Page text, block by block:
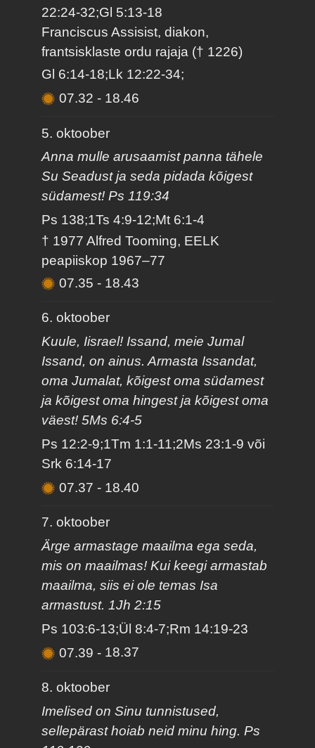
22:24-32;Gl 5:13-18
Franciscus Assisist, diakon,
frantsisklaste ordu rajaja († 1226)
Gl 6:14-18;Lk 12:22-34;
07.32- 18.46
5. oktoober
Anna mulle arusaamist panna tähele
Su Seadust ja seda pidada kõigest
südamest! Ps 119:34
Ps 138;1Ts 4:9-12;Mt 6:1-4
† 1977 Alfred Tooming, EELK
peapiiskop 1967–77
07.35- 18.43
6. oktoober
Kuule, Iisrael! Issand, meie Jumal
Issand, on ainus. Armasta Issandat,
oma Jumalat, kõigest oma südamest
ja kõigest oma hingest ja kõigest oma
väest! 5Ms 6:4-5
Ps 12:2-9;1Tm 1:1-11;2Ms 23:1-9 või
Srk 6:14-17
07.37- 18.40
7. oktoober
Ärge armastage maailma ega seda,
mis on maailmas! Kui keegi armastab
maailma, siis ei ole temas Isa
armastust. 1Jh 2:15
Ps 103:6-13;Ül 8:4-7;Rm 14:19-23
07.39- 18.37
8. oktoober
Imelised on Sinu tunnistused,
sellepärast hoiab neid minu hing. Ps